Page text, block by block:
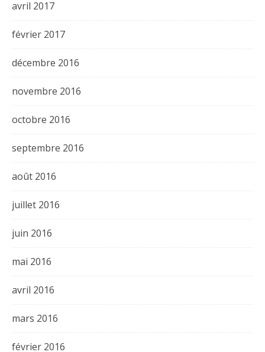
avril 2017
février 2017
décembre 2016
novembre 2016
octobre 2016
septembre 2016
août 2016
juillet 2016
juin 2016
mai 2016
avril 2016
mars 2016
février 2016